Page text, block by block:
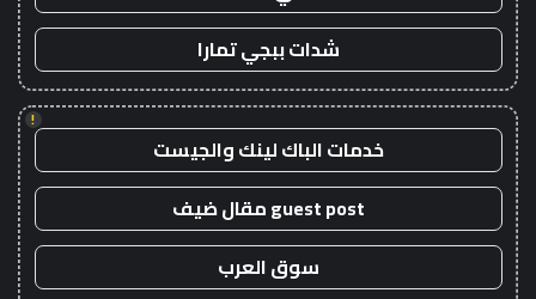
شدات ببجي تمارا
!
خدمات الباك لينك والجيست
guest post مقال ضيف
سوق العرب